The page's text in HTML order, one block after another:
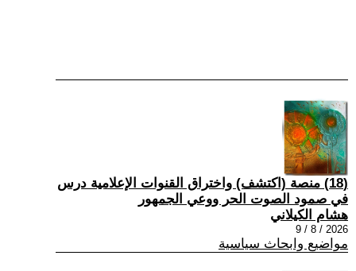
(18) منصة (اكتشف) واختراق القنوات الإعلامية درس
في صمود الصوت الحر ووعي الجمهور
هشام الكيلاني
2026 / 8 / 9
مواضيع وابحاث سياسية